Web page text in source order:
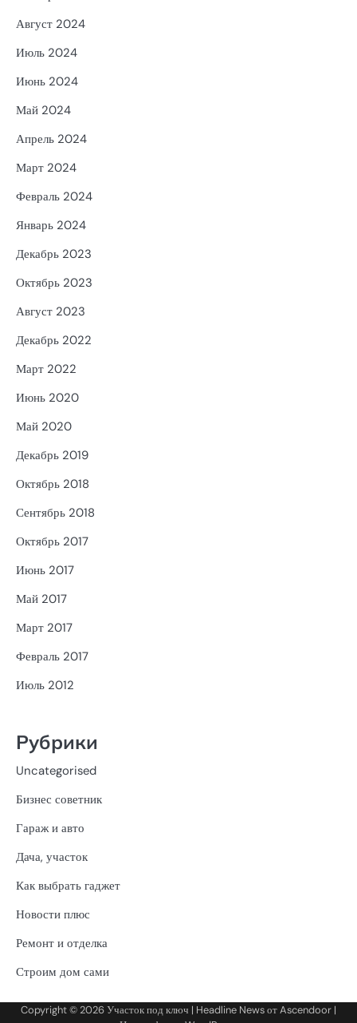
Август 2024
Июль 2024
Июнь 2024
Май 2024
Апрель 2024
Март 2024
Февраль 2024
Январь 2024
Декабрь 2023
Октябрь 2023
Август 2023
Декабрь 2022
Март 2022
Июнь 2020
Май 2020
Декабрь 2019
Октябрь 2018
Сентябрь 2018
Октябрь 2017
Июнь 2017
Май 2017
Март 2017
Февраль 2017
Июль 2012
Рубрики
Uncategorised
Бизнес советник
Гараж и авто
Дача, участок
Как выбрать гаджет
Новости плюс
Ремонт и отделка
Строим дом сами
Copyright © 2026Участок под ключ | Headline News отAscendoor |